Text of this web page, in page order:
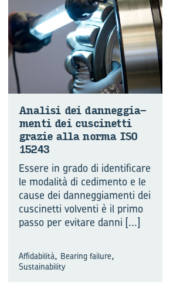
Ana­li­si dei dan­neg­gia­
men­ti dei cu­sci­net­ti
gra­zie alla norma ISO
15243
Essere in grado di identificare
le modalità di cedimento e le
cause dei danneggiamenti dei
cuscinetti volventi è il primo
passo per evitare danni [...]
Affidabilità, Bearing failure,
Sustainability